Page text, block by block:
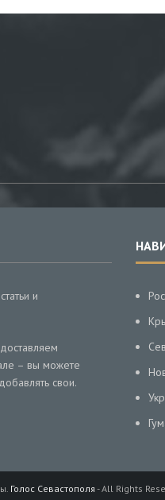
и
– вы можете
свои.
Голос Севастополя - All Rights